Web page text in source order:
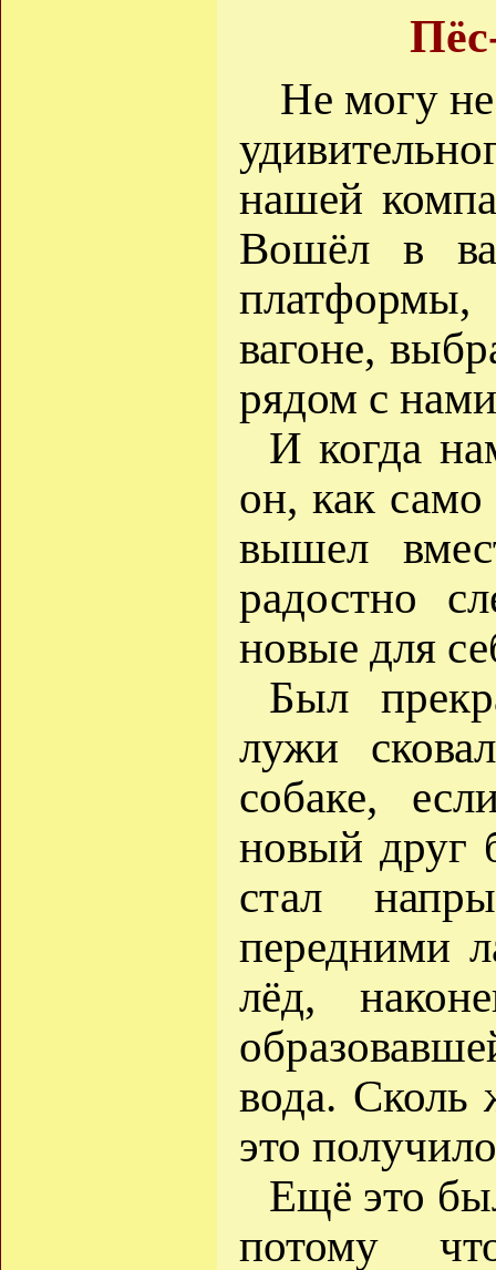
Не могу
нашей
Вошёл в
вагоне,
рядом с
И когда
он, как
вышел
радостно
новые для
Был
лужи
собаке,
новый друг
стал
передними
лёд,
вода. Сколь
это
Ещё это
потому